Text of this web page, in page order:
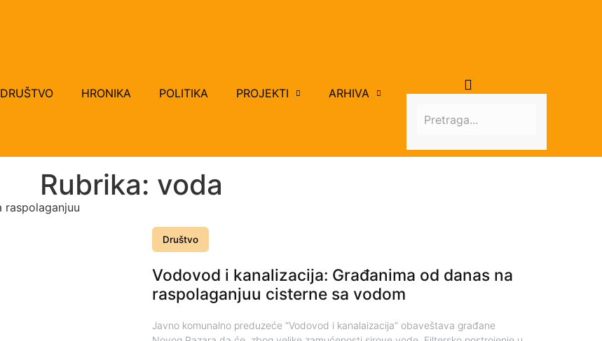
DRUŠTVO HRONIKA POLITIKA PROJEKTI ARHIVA
Rubrika: voda
Društvo
Vodovod i kanalizacija: Građanima od danas na
raspolaganjuu cisterne sa vodom
Javno komunalno preduzeće “Vodovod i kanalaizacija” obaveštava građane